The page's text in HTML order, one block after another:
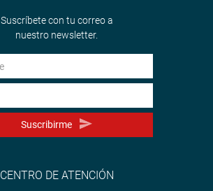
Suscríbete con tu correo a
nuestro newsletter.
Suscribirme
CENTRO DE ATENCIÓN